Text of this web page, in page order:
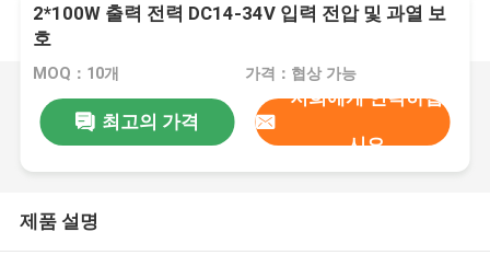
2*100W 출력 전력 DC14-34V 입력 전압 및 과열 보
호
MOQ：10개 가격：협상 가능
최고의 가격
저희에게 연락하십
시오
제품 설명